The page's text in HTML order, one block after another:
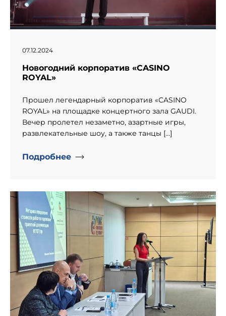
07.12.2024
Новогодний корпоратив «CASINO
ROYAL»
Прошел легендарный корпоратив «CASINO
ROYAL» на площадке концертного зала GAUDI.
Вечер пролетел незаметно, азартные игры,
развлекательные шоу, а также танцы […]
Подробнее
" alt="День рождение компании «Информпроект».">